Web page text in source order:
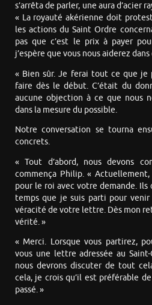
s’arrêta de parler, une aura d’acier
« La royauté akérienne doit
les actions du Saint Ordre
pas que c’est le prix à payer
j’espère que vous nous aiderez
« Bien sûr. Je ferai tout ce que je
faire dès le début. C’était du
aucune objection à ce que nous
dans la mesure du possible.
Notre conversation se tourna
concrets.
« Tout d’abord, nous devons
commença Philip. «
pour le roi avec votre demande.
temps que je suis parti pour venir
véracité de votre lettre. Dès mon
vérité. »
« Merci. Lorsque vous partirez,
vous une lettre adressée au
nous devrons discuter de tout
cela, je crois qu’il est préférable
passé. »